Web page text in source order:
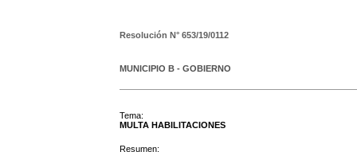
Resolución N° 653/19/0112
MUNICIPIO B - GOBIERNO
Tema:
MULTA HABILITACIONES
Resumen: